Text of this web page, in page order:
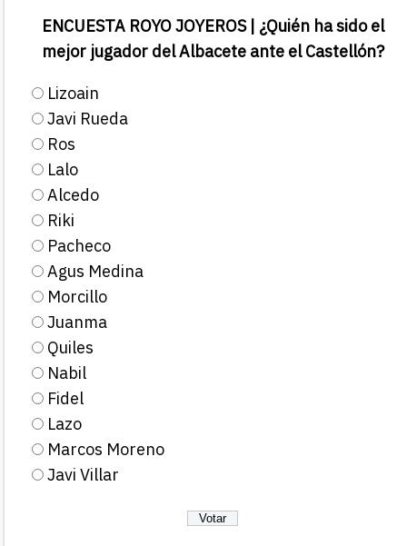
ENCUESTA ROYO JOYEROS | ¿Quién ha sido el
mejor jugador del Albacete ante el Castellón?
Lizoain
Javi Rueda
Ros
Lalo
Alcedo
Riki
Pacheco
Agus Medina
Morcillo
Juanma
Quiles
Nabil
Fidel
Lazo
Marcos Moreno
Javi Villar